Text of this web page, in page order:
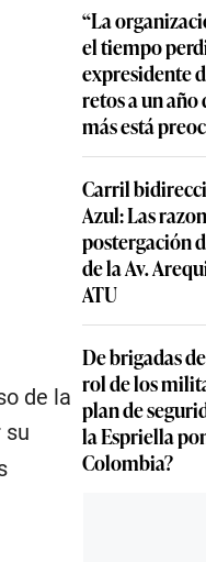
de la
su
“La
el tiempo
expresidente
retos a un año
más está
Carril
Azul: Las
postergación
de la Av.
ATU
De brigadas
rol de los
plan de
la Espriella
Colombia?